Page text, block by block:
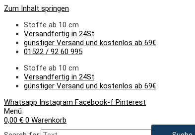
Zum Inhalt springen
Stoffe ab 10 cm
Versandfertig in 24St
günstiger Versand und kostenlos ab 69€
01522 / 92 60 995
Stoffe ab 10 cm
Versandfertig in 24St
günstiger Versand und kostenlos ab 69€
Whatsapp Instagram Facebook-f Pinterest
Menü
0,00 € 0 Warenkorb